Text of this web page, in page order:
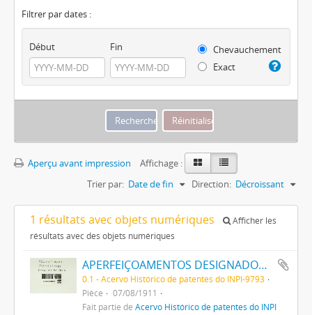
Filtrer par dates :
Début Fin
Chevauchement
Exact
Aperçu avant impression
Affichage :
Trier par: Date de fin Direction: Décroissant
1 résultats avec objets numériques
Afficher les
résultats avec des objets numériques
APERFEIÇOAMENTOS DESIGNADOS A, RELATIVOS A APPARELHOS DE RODAGEM DE CARROS DE ESTRADAS DE FERRO
0.1 - Acervo Histórico de patentes do INPI-9793
Pièce
07/08/1911
Fait partie de Acervo Histórico de patentes do INPI